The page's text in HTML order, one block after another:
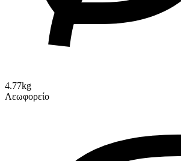
4.77kg
Λεωφορείο